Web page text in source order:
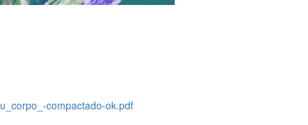
compactado-ok.pdf